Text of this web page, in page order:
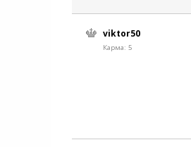
viktor50
Карма: 5